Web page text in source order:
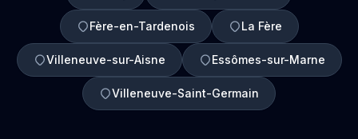
Fère-en-Tardenois La Fère
Villeneuve-sur-Aisne Essômes-sur-Marne
Villeneuve-Saint-Germain